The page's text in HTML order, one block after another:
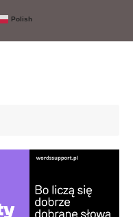
Polish